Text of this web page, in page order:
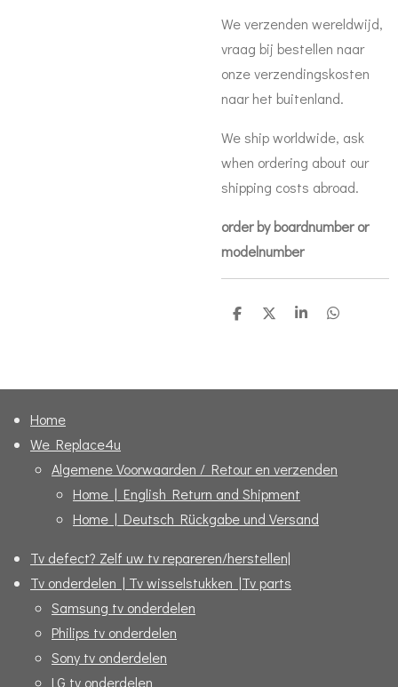
We verzenden wereldwijd,
vraag bij bestellen naar
onze verzendingskosten
naar het buitenland.
We ship worldwide, ask
when ordering about our
shipping costs abroad.
order by boardnumber or
modelnumber
D
D
S
D
Home
We Replace4u
Algemene Voorwaarden / Retour en verzenden
Home | English Return and Shipment
Home | Deutsch Rückgabe und Versand
Tv defect? Zelf uw tv repareren/herstellen|
Tv onderdelen | Tv wisselstukken |Tv parts
Samsung tv onderdelen
Philips tv onderdelen
Sony tv onderdelen
LG tv onderdelen